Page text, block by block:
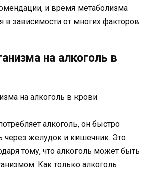
и время метаболизма
в зависимости от многих факторов.
на алкоголь в
алкоголь, он быстро
через желудок и кишечник. Это
тому, что алкоголь может быть
Как только алкоголь